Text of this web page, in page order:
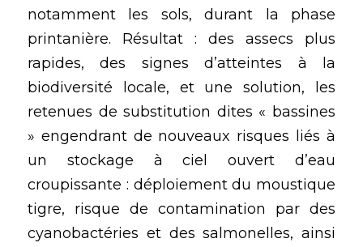
notamment les sols, durant la phase
printanière. Résultat : des assecs plus
rapides, des signes d’atteintes à la
biodiversité locale, et une solution, les
retenues de substitution dites « bassines
» engendrant de nouveaux risques liés à
un stockage à ciel ouvert d’eau
croupissante : déploiement du moustique
tigre, risque de contamination par des
cyanobactéries et des salmonelles, ainsi